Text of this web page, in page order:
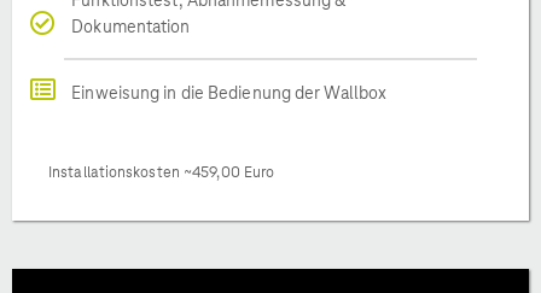
Dokumentation
Einweisung in die Bedienung der Wallbox
Installationskosten ~459,00 Euro